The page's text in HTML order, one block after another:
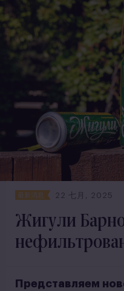
最新消息 22 七月, 2025
Жигули
Представляем